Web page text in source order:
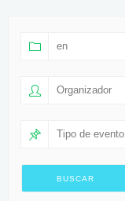
en
Organizador
Tipo de evento